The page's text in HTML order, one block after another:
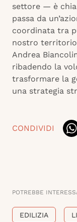
settore — è
passa da
coordinata tra
nostro territorio
Andrea
ribadendo la
trasformare la
una strategia
CONDIVIDI
POTREBBE
EDILIZIA